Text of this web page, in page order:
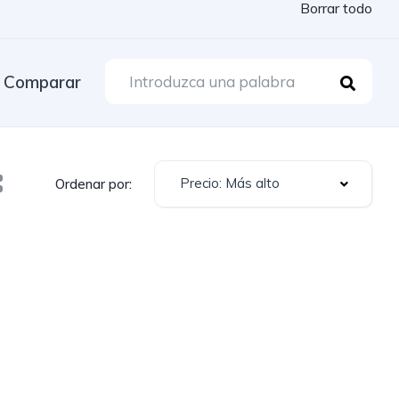
Borrar todo
Comparar
Ordenar por: Precio: Más alto